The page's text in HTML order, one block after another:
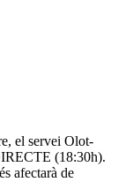
el servei Olot-
(18:30h).
afectarà de